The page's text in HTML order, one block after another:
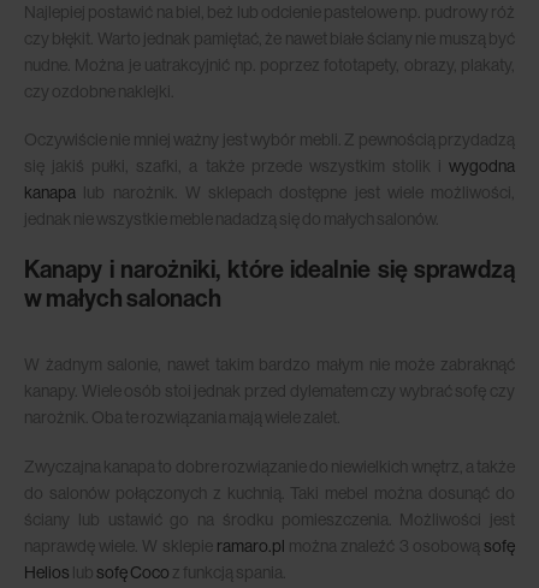
Najlepiej postawić na biel, beż lub odcienie pastelowe np. pudrowy róż
czy błękit. Warto jednak pamiętać, że nawet białe ściany nie muszą być
nudne. Można je uatrakcyjnić np. poprzez fototapety, obrazy, plakaty,
czy ozdobne naklejki.
Oczywiście nie mniej ważny jest wybór mebli. Z pewnością przydadzą
się jakiś pułki, szafki, a także przede wszystkim stolik i wygodna
kanapa lub narożnik. W sklepach dostępne jest wiele możliwości,
jednak nie wszystkie meble nadadzą się do małych salonów.
Kanapy i narożniki, które idealnie się sprawdzą
w małych salonach
W żadnym salonie, nawet takim bardzo małym nie może zabraknąć
kanapy. Wiele osób stoi jednak przed dylematem czy wybrać sofę czy
narożnik. Oba te rozwiązania mają wiele zalet.
Zwyczajna kanapa to dobre rozwiązanie do niewielkich wnętrz, a także
do salonów połączonych z kuchnią. Taki mebel można dosunąć do
ściany lub ustawić go na środku pomieszczenia. Możliwości jest
naprawdę wiele. W sklepie ramaro.pl można znaleźć 3 osobową sofę
Helios lub sofę Coco z funkcją spania.